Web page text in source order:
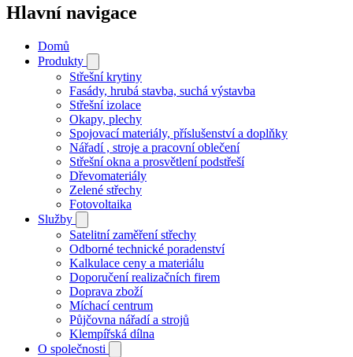
Hlavní navigace
Domů
Produkty
Střešní krytiny
Fasády, hrubá stavba, suchá výstavba
Střešní izolace
Okapy, plechy
Spojovací materiály, příslušenství a doplňky
Nářadí , stroje a pracovní oblečení
Střešní okna a prosvětlení podstřeší
Dřevomateriály
Zelené střechy
Fotovoltaika
Služby
Satelitní zaměření střechy
Odborné technické poradenství
Kalkulace ceny a materiálu
Doporučení realizačních firem
Doprava zboží
Míchací centrum
Půjčovna nářadí a strojů
Klempířská dílna
O společnosti